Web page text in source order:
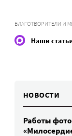
БЛАГОТВОРИТЕЛИ И
Наши
НОВОСТИ
Работы